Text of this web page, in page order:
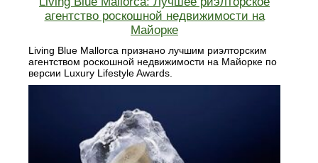
агентство роскошной недвижимости на
Майорке
Living Blue Mallorca признано лучшим риэлторским
агентством роскошной недвижимости на Майорке по
версии Luxury Lifestyle Awards.